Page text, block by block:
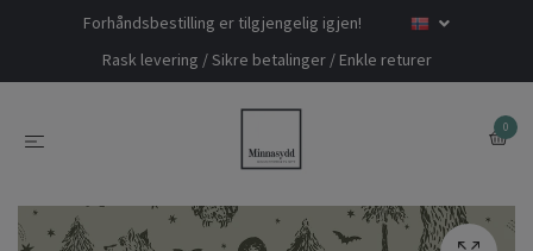
Forhåndsbestilling er tilgjengelig igjen!
Rask levering / Sikre betalinger / Enkle returer
0